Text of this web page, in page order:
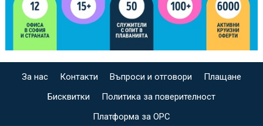
За нас Контакти Въпроси и отговори
Плащане
Бисквитки
Политика за поверителност
Платформа за ОРС